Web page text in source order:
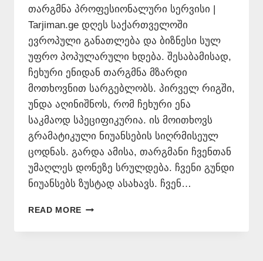
თარგმნა პროფესიონალური სერვისი |
Tarjiman.ge დღეს საქართველოში
ევროპული განათლება და ბიზნესი სულ
უფრო პოპულარული ხდება. შესაბამისად,
ჩეხური ენიდან თარგმნა მზარდი
მოთხოვნით სარგებლობს. პირველ რიგში,
უნდა აღინიშნოს, რომ ჩეხური ენა
საკმაოდ სპეციფიკურია. ის მოითხოვს
გრამატიკული ნიუანსების სიღრმისეულ
ცოდნას. გარდა ამისა, თარგმანი ჩვენთან
უმაღლეს დონეზე სრულდება. ჩვენი გუნდი
ნიუანსებს ზუსტად ასახავს. ჩვენ…
READ MORE ᲩᲔᲮᲣᲠᲘ
ᲥᲐᲠᲗᲣᲚ